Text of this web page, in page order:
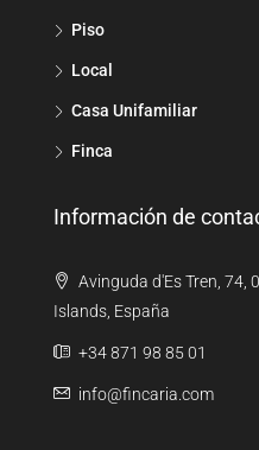
Piso
Local
Casa Unifamiliar
Finca
Información de
Avinguda d'Es Tren, 74,
Islands, España
+34 871 98 85 01
info@fincaria.com